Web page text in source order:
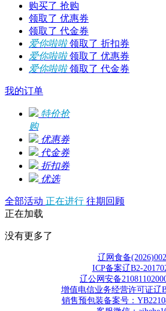
购买了 抢购
领取了 优惠券
领取了 代金券
爱你啦啦领取了 折扣券
爱你啦啦领取了 优惠券
爱你啦啦领取了 代金券
我的订单
特价抢
购
优惠券
代金券
折扣券
优选
全部活动 正在进行 往期回顾
正在加载
没有更多了
辽网食备
ICP备案辽B2-
辽公网安备
增值电信业务经营许可证辽
销售预包装备案号：